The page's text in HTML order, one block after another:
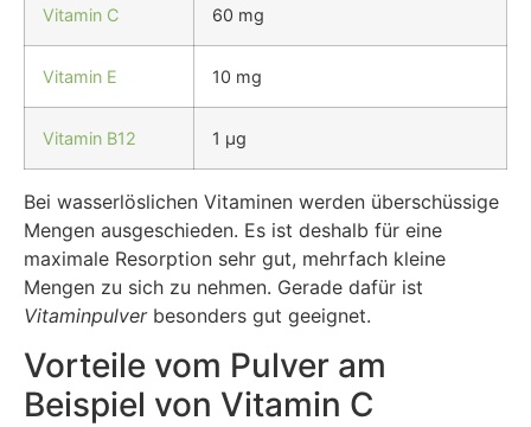
Vitamin C 60 mg
Vitamin E 10 mg
Vitamin B12 1 µg
Bei wasserlöslichen Vitaminen werden überschüssige
Mengen ausgeschieden. Es ist deshalb für eine
maximale Resorption sehr gut, mehrfach kleine
Mengen zu sich zu nehmen. Gerade dafür ist
Vitaminpulver besonders gut geeignet.
Vorteile vom Pulver am
Beispiel von Vitamin C